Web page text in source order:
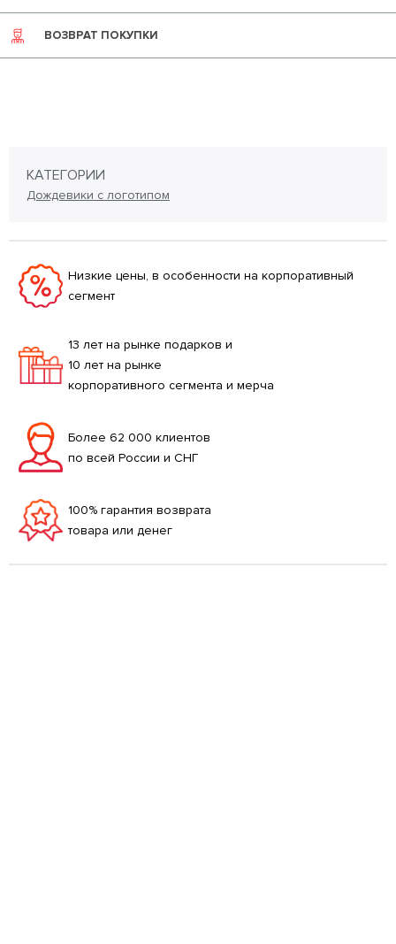
ВОЗВРАТ ПОКУПКИ
КАТЕГОРИИ
Дождевики с логотипом
Низкие цены, в особенности на корпоративный
сегмент
13 лет на рынке подарков и
10 лет на рынке
корпоративного сегмента и мерча
Более 62 000 клиентов
по всей России и СНГ
100% гарантия возврата
товара или денег